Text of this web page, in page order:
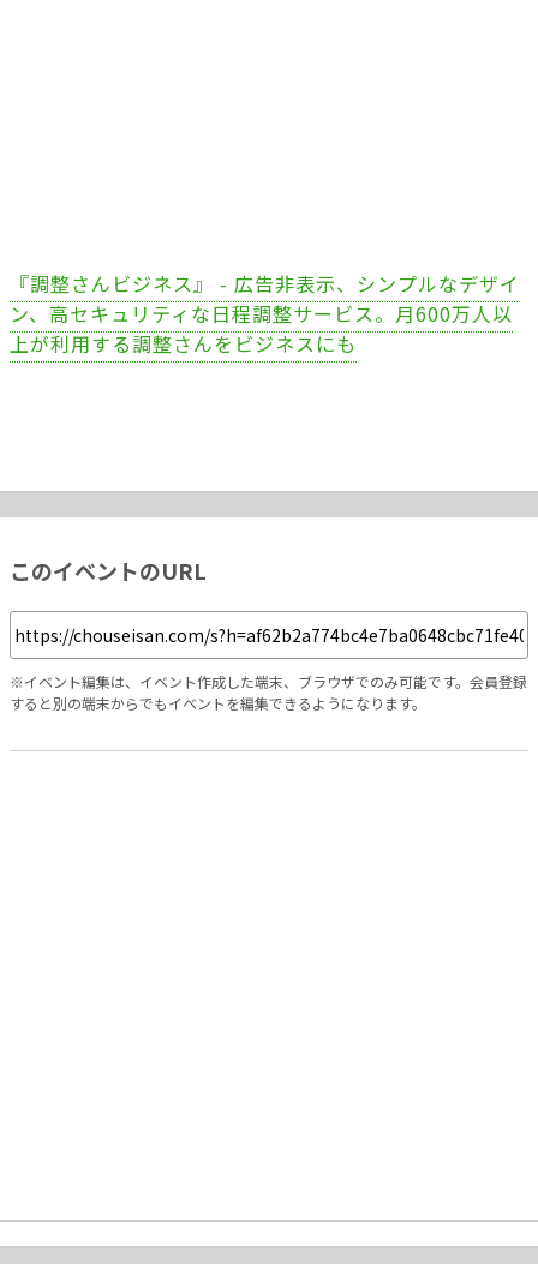
『調整さんビジネス』 - 広告非表示、シンプルなデザイ
ン、高セキュリティな日程調整サービス。月600万人以
上が利用する調整さんをビジネスにも
このイベントのURL
※イベント編集は、イベント作成した端末、ブラウザでのみ可能です。会員登録
すると別の端末からでもイベントを編集できるようになります。